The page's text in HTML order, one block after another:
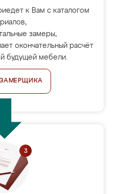
к Вам с каталогом
замеры,
окончательный расчёт
будущей мебели.